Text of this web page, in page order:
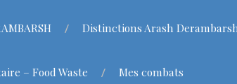
Distinctions Arash
– Food Waste Mes combats